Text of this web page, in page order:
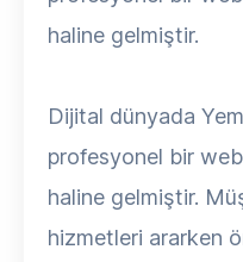
haline gelmiştir.
Dijital dünyada
profesyonel bir
haline gelmiştir.
hizmetleri ararken